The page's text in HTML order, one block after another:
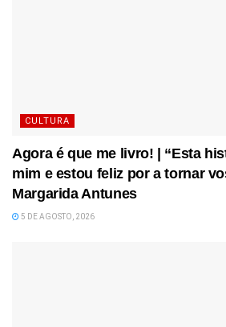
CULTURA
Agora é que me livro! | “Esta
mim e estou feliz por a tornar
Margarida Antunes
5 DE AGOSTO, 2026